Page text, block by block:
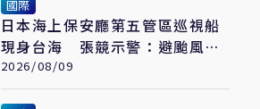
國際
日本海上保安廳第五管區巡視船
現身台海 張競示警：避颱風也
要關注航行動向
2026/08/09